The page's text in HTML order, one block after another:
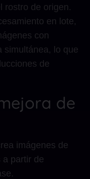
rostro de origen.
en lote,
con
simultánea, lo que
de
de
imágenes de
a partir de